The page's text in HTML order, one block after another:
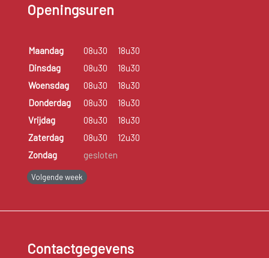
Openingsuren
Maandag 08u30
18u30
Dinsdag
08u30
18u30
Woensdag
08u30
18u30
Donderdag
08u30
18u30
Vrijdag
08u30
18u30
Zaterdag
08u30
12u30
Zondag
gesloten
Volgende week
Contactgegevens